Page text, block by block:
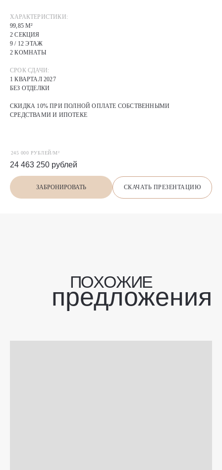
ХАРАКТЕРИСТИКИ:
99,85 М²
2 СЕКЦИЯ
9 / 12 ЭТАЖ
2 КОМНАТЫ
СРОК СДАЧИ:
1 КВАРТАЛ 2027
БЕЗ ОТДЕЛКИ
СКИДКА 10% ПРИ ПОЛНОЙ ОПЛАТЕ СОБСТВЕННЫМИ
СРЕДСТВАМИ И ИПОТЕКЕ
245 000 РУБЛЕЙ/М²
24 463 250 рублей
ЗАБРОНИРОВАТЬ СКАЧАТЬ ПРЕЗЕНТАЦИЮ
ПОХ ЖИ Е
предложения